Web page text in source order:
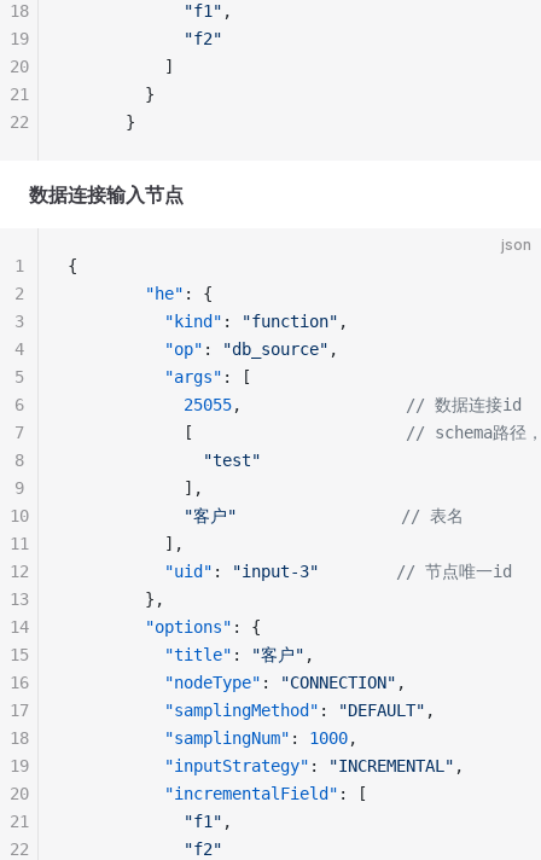
            "f1"
,
            "f2"
          ]
        }
      }
18
19
20
21
22
数据连接输入节点
json
{
        "he"
: {
          "kind"
: "function" ,
          "op"
: "db_source" ,
          "args"
: [
            25055
,
// 数据连接id
            [
// schema路径
              "test"
            ],
            "客户"
                 // 表名
          ],
          "uid"
: "input-3"
        // 节点唯一id
        },
        "options"
: {
          "title"
: "客户" ,
          "nodeType"
: "CONNECTION" ,
          "samplingMethod"
: "DEFAULT" ,
          "samplingNum"
: 1000,
          "inputStrategy"
: "INCREMENTAL" ,
          "incrementalField"
: [
            "f1"
,
            "f2"
1
2
3
4
5
6
7
8
9
10
11
12
13
14
15
16
17
18
19
20
21
22